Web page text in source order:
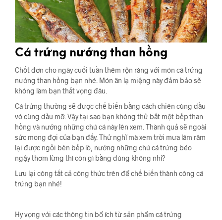
Cá trứng nướng than hồng
Chốt đơn cho ngày cuối tuần thêm rộn ràng với món cá trứng
nướng than hồng bạn nhé. Món ăn lạ miệng này đảm bảo sẽ
không làm bạn thất vọng đâu.
Cá trứng thường sẽ được chế biến bằng cách chiên cùng dầu
vô cùng dầu mỡ. Vậy tại sao bạn không thử bắt một bếp than
hồng và nướng những chú cá này lên xem. Thành quả sẽ ngoài
sức mong đợi của bạn đấy. Thử nghĩ mà xem trời mưa lâm râm
lại được ngồi bên bếp lò, nướng những chú cá trứng béo
ngậy thơm lừng thì còn gì bằng đúng không nhỉ?
Lưu lại công tất cả công thức trên để chế biến thành công cá
trứng bạn nhé!
Hy vọng với các thông tin bổ ích từ sản phẩm cá trứng